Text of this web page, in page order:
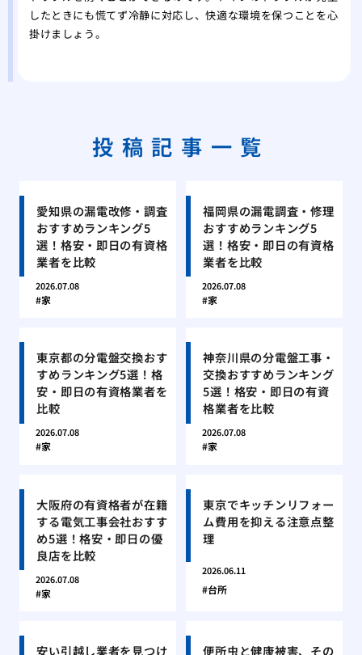
したときにも慌てず冷静に対応し、快適な環境を保つことを心
掛けましょう。
投稿記事一覧
愛知県の漏電改修・調査
おすすめランキング5
選！格安・即日の有資格
業者を比較
2026.07.08
家
福岡県の漏電調査・修理
おすすめランキング5
選！格安・即日の有資格
業者を比較
2026.07.08
家
東京都の分電盤交換おす
すめランキング5選！格
安・即日の有資格業者を
比較
2026.07.08
家
神奈川県の分電盤工事・
交換おすすめランキング
5選！格安・即日の有資
格業者を比較
2026.07.08
家
大阪府の有資格者が在籍
する電気工事会社おすす
め5選！格安・即日の優
良店を比較
2026.07.08
家
東京でキッチンリフォー
ム費用を抑える注意点整
理
2026.06.11
台所
安い引越し業者を見つけ
便所虫と健康被害、その